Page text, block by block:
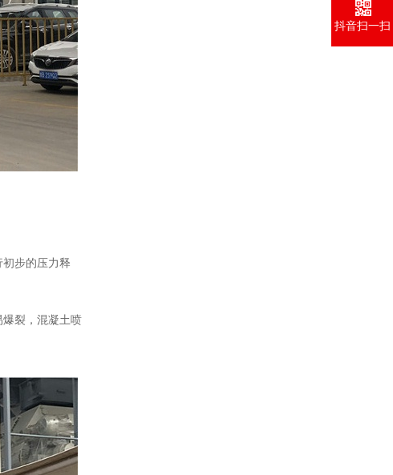
步的压力释
裂，混凝土喷
抖音扫一扫